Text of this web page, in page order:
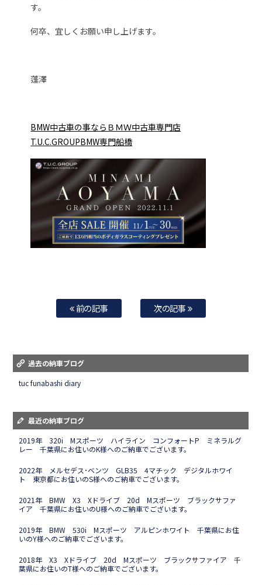
す。
何卒、宜しくお願い申し上げます。
蓬澤
BMW中古車の事ならＢＭＷ中古車専門店
T.U.C.GROUPBMW専門船橋
前の記事 次の記事
過去の納車ブログ
tuc funabashi diary
最近の納車ブログ
2019年 320i Mスポーツ ハイライン コンフォートP ミネラルグ
レー 千葉県にお住いのK様へのご納車でございます。
2022年 メルセデス･ベンツ GLB35 4マチック デジタルホワイ
ト 東京都にお住いのS様へのご納車でございます。
2021年 BMW X3 Xドライブ 20d Mスポーツ ブラックサファ
イア 千葉県にお住いのU様へのご納車でございます。
2019年 BMW 530i Mスポーツ アルピンホワイト 千葉県にお住
いのY様へのご納車でございます。
2018年 X3 Xドライブ 20d Mスポーツ ブラックサファイア 千
葉県にお住いのT様へのご納車でございます。